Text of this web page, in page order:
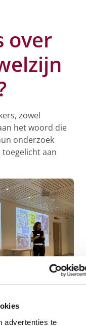
advertenties te
over
zowel
het woord die
onderzoek
aan